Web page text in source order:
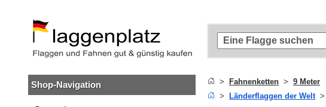
Hauptinhalt
springen
Suche
Zur
Navigation
Shop-Navigation Fahnenketten
9 Meter
Länderflaggen der Welt